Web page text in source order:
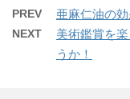
PREV 亜麻仁油の
NEXT
美術鑑賞を
うか！